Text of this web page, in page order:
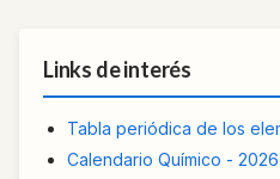
Links de interés
Tabla periódica de los
Calendario Químico - 2026